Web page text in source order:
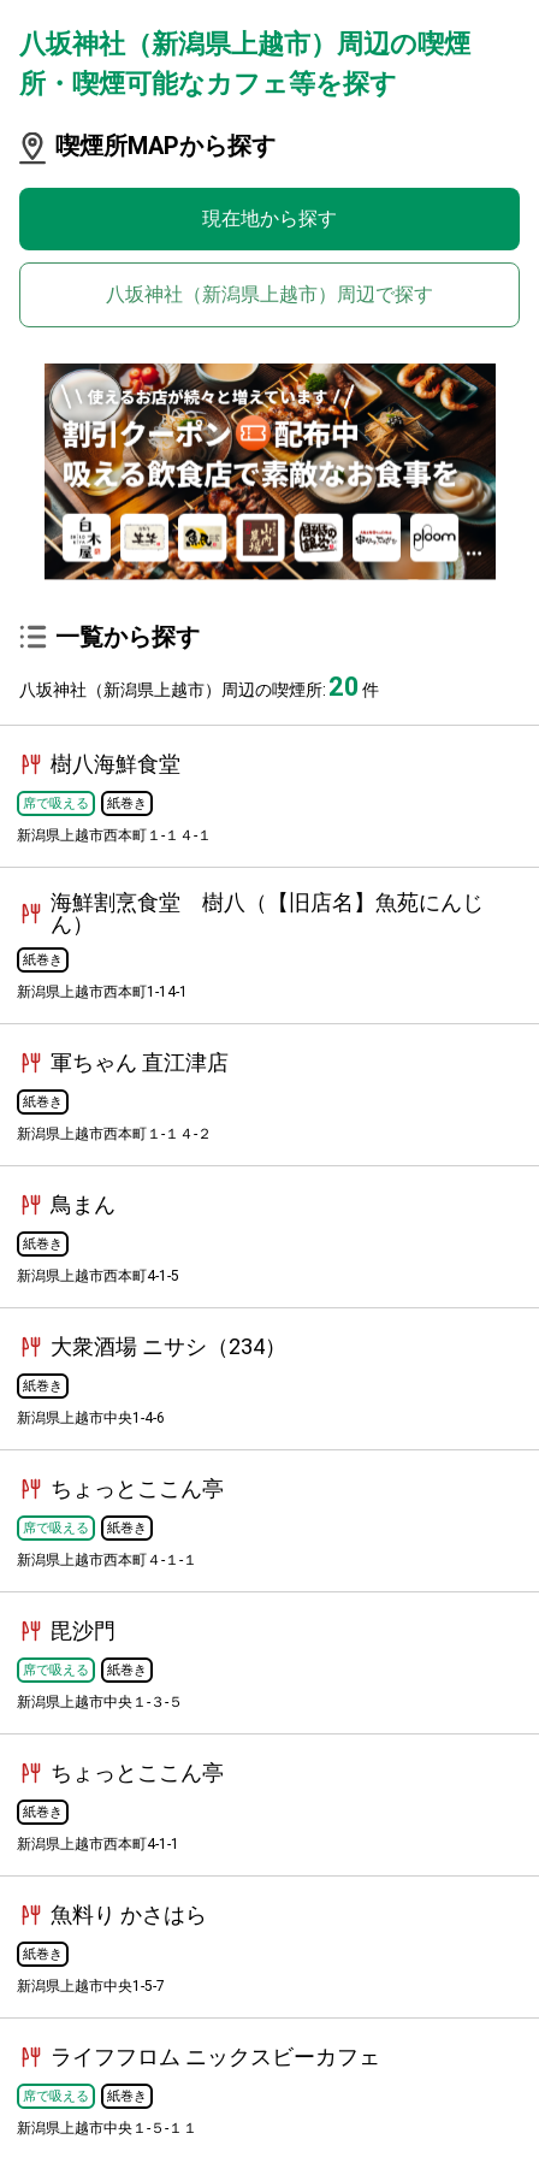
八坂神社（新潟県上越市）周辺の喫煙
所・喫煙可能なカフェ等を探す
喫煙所MAPから探す
現在地から探す
八坂神社（新潟県上越市）周辺で探す
一覧から探す
八坂神社（新潟県上越市）周辺の喫煙所: 20件
樹八海鮮食堂
席で吸える 紙巻き
新潟県上越市西本町１-１４-１
海鮮割烹食堂 樹八（【旧店名】魚苑にんじ
ん）
紙巻き
新潟県上越市西本町1-14-1
軍ちゃん 直江津店
紙巻き
新潟県上越市西本町１-１４-２
鳥まん
紙巻き
新潟県上越市西本町4-1-5
大衆酒場 ニサシ（234）
紙巻き
新潟県上越市中央1-4-6
ちょっとここん亭
席で吸える 紙巻き
新潟県上越市西本町４-１-１
毘沙門
席で吸える 紙巻き
新潟県上越市中央１-３-５
ちょっとここん亭
紙巻き
新潟県上越市西本町4-1-1
魚料り かさはら
紙巻き
新潟県上越市中央1-5-7
ライフフロム ニックスビーカフェ
席で吸える 紙巻き
新潟県上越市中央１-５-１１